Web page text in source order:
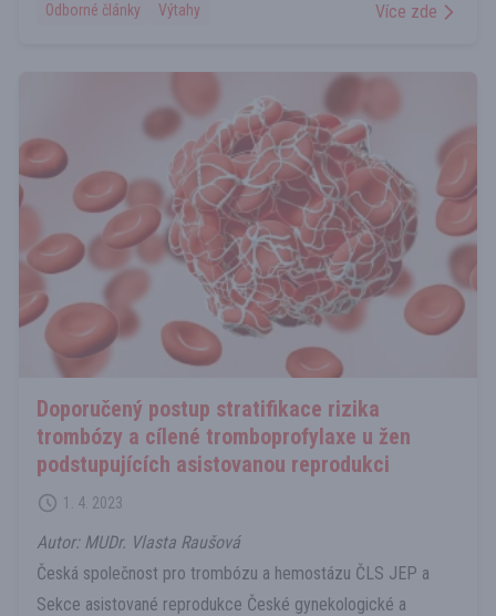
Odborné články Výtahy Více zde
Doporučený postup stratifikace rizika
trombózy a cílené tromboprofylaxe u žen
podstupujících asistovanou reprodukci
1. 4. 2023
Autor: MUDr. Vlasta Raušová
Česká společnost pro trombózu a hemostázu ČLS JEP a
Sekce asistované reprodukce České gynekologické a